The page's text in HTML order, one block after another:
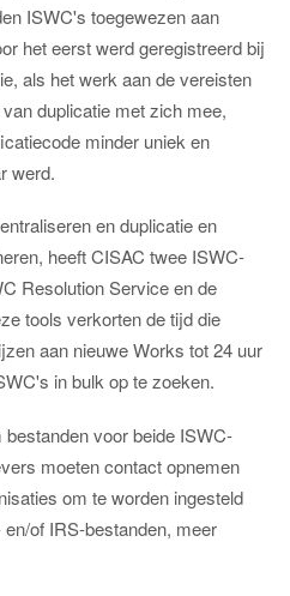
ISWC's toegewezen aan
het eerst werd geregistreerd bij
als het werk aan de vereisten
duplicatie met zich mee,
minder uniek en
werd.
en duplicatie en
heeft CISAC twee ISWC-
Resolution Service en de
tools verkorten de tijd die
aan nieuwe Works tot 24 uur
in bulk op te zoeken.
voor beide ISWC-
moeten contact opnemen
om te worden ingesteld
of IRS-bestanden, meer